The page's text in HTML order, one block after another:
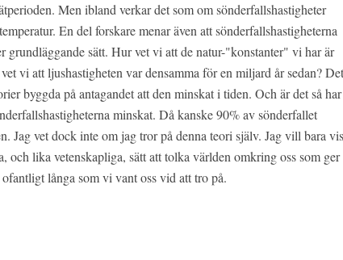
Men ibland verkar det som om sönderfallshastigheter
En del forskare menar även att sönderfallshastigheterna
grundläggande sätt. Hur vet vi att de natur-"konstanter" vi har är
vi att ljushastigheten var densamma för en miljard år sedan? Det
byggda på antagandet att den minskat i tiden. Och är det så har
minskat. Då kanske 90% av sönderfallet
Jag vet dock inte om jag tror på denna teori själv. Jag vill bara
och lika vetenskapliga, sätt att tolka världen omkring oss som ger
långa som vi vant oss vid att tro på.